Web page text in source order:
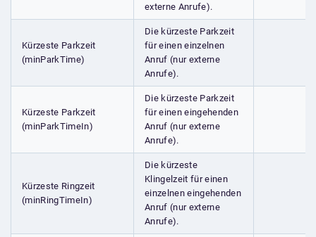
externe Anrufe).
Kürzeste Parkzeit
(minParkTime)
Die kürzeste Parkzeit
für einen einzelnen
Anruf (nur externe
Anrufe).
Kürzeste Parkzeit
(minParkTimeIn)
Die kürzeste Parkzeit
für einen eingehenden
Anruf (nur externe
Anrufe).
Kürzeste Ringzeit
(minRingTimeIn)
Die kürzeste
Klingelzeit für einen
einzelnen eingehenden
Anruf (nur externe
Anrufe).